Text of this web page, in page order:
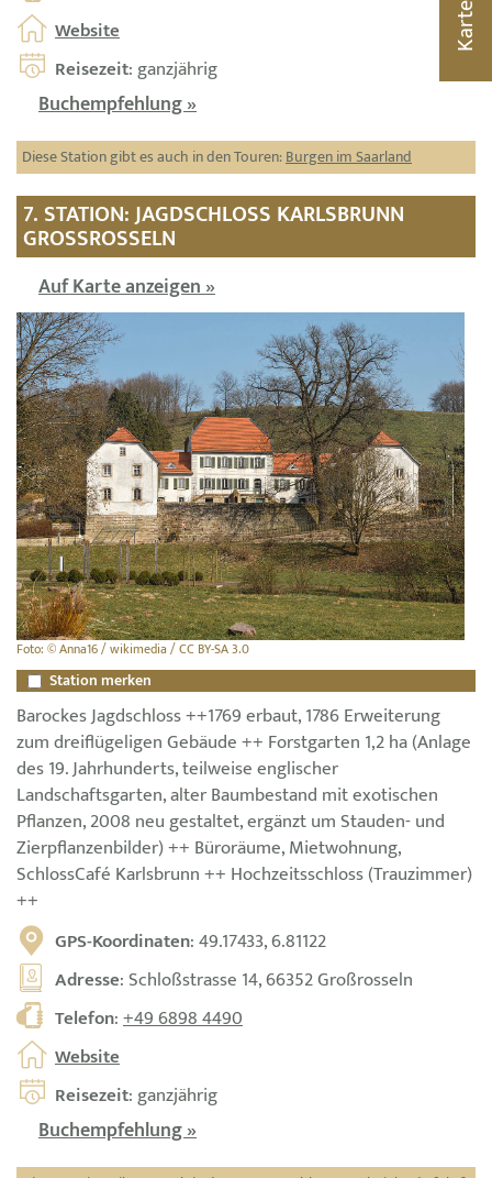
Website
Reisezeit: ganzjährig
Buchempfehlung »
Diese Station gibt es auch in den Touren:Burgen im Saarland
7. STATION: JAGDSCHLOSS KARLSBRUNN
GROSSROSSELN
Auf Karte anzeigen »
Foto: © Anna16 / wikimedia / CC BY-SA 3.0
Station merken
Barockes Jagdschloss ++1769 erbaut, 1786 Erweiterung
zum dreiflügeligen Gebäude ++ Forstgarten 1,2 ha (Anlage
des 19. Jahrhunderts, teilweise englischer
Landschaftsgarten, alter Baumbestand mit exotischen
Pflanzen, 2008 neu gestaltet, ergänzt um Stauden- und
Zierpflanzenbilder) ++ Büroräume, Mietwohnung,
SchlossCafé Karlsbrunn ++ Hochzeitsschloss (Trauzimmer)
++
GPS-Koordinaten: 49.17433, 6.81122
Adresse: Schloßstrasse 14, 66352 Großrosseln
Telefon:+49 6898 4490
Website
Reisezeit: ganzjährig
Buchempfehlung »
Karte